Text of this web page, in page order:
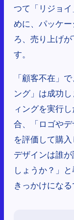
つて「リジョ
めに、パッケ
ろ、売り上げ
す。
「顧客不在」
ング」は成功
ィングを実行
合、「ロゴや
を評価して購
デザインは誰
しょうか？」
きっかけになる